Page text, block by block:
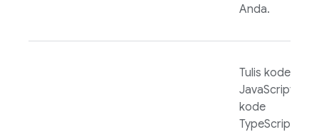
Anda.
Tulis kode
JavaScript,
kode
TypeScript,